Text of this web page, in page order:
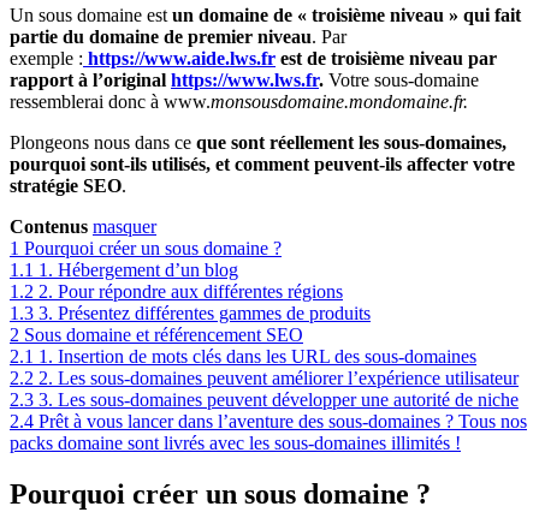
Un sous domaine est un domaine de « troisième niveau » qui fait
partie du domaine de premier niveau. Par
exemple : https://www.aide.lws.fr est de troisième niveau par
rapport à l’original https://www.lws.fr. Votre sous-domaine
ressemblerai donc à www.monsousdomaine.mondomaine.fr.
Plongeons nous dans ce que sont réellement les sous-domaines,
pourquoi sont-ils utilisés, et comment peuvent-ils affecter votre
stratégie SEO.
Contenus masquer
1 Pourquoi créer un sous domaine ?
1.1 1. Hébergement d’un blog
1.2 2. Pour répondre aux différentes régions
1.3 3. Présentez différentes gammes de produits
2 Sous domaine et référencement SEO
2.1 1. Insertion de mots clés dans les URL des sous-domaines
2.2 2. Les sous-domaines peuvent améliorer l’expérience utilisateur
2.3 3. Les sous-domaines peuvent développer une autorité de niche
2.4 Prêt à vous lancer dans l’aventure des sous-domaines ? Tous nos
packs domaine sont livrés avec les sous-domaines illimités !
Pourquoi créer un sous domaine ?